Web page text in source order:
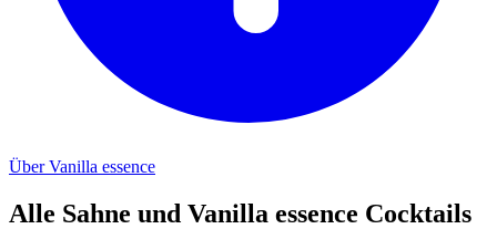
Über Vanilla essence
Alle Sahne und Vanilla essence Cocktails